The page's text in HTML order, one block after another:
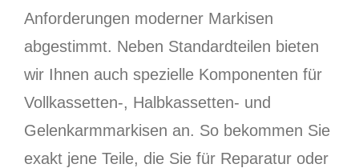
Anforderungen moderner Markisen
abgestimmt. Neben Standardteilen bieten
wir Ihnen auch spezielle Komponenten für
Vollkassetten-, Halbkassetten- und
Gelenkarmmarkisen an. So bekommen Sie
exakt jene Teile, die Sie für Reparatur oder